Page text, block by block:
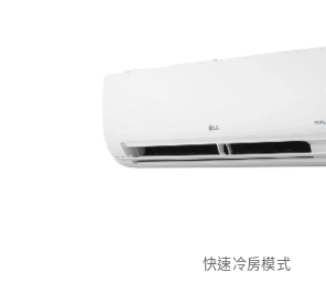
快速冷房模式